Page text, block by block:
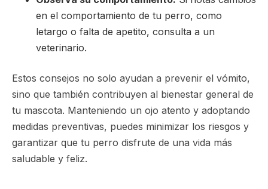
en el comportamiento de tu perro, como
letargo o falta de apetito, consulta a un
veterinario.
Estos consejos no solo ayudan a prevenir el vómito,
sino que también contribuyen al bienestar general de
tu mascota. Manteniendo un ojo atento y adoptando
medidas preventivas, puedes minimizar los riesgos y
garantizar que tu perro disfrute de una vida más
saludable y feliz.